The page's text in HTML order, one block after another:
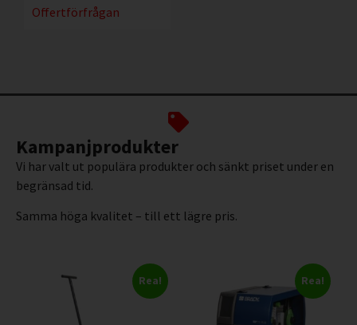
Offertförfrågan
Kampanjprodukter
Vi har valt ut populära produkter och sänkt priset under en
begränsad tid.
Samma höga kvalitet – till ett lägre pris.
Rea! Rea!